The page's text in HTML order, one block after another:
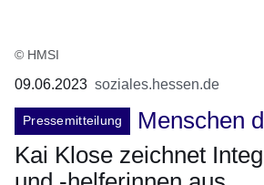
© HMSI
09.06.2023 soziales.hessen.de
Pressemitteilung
Menschen
Kai Klose zeichnet